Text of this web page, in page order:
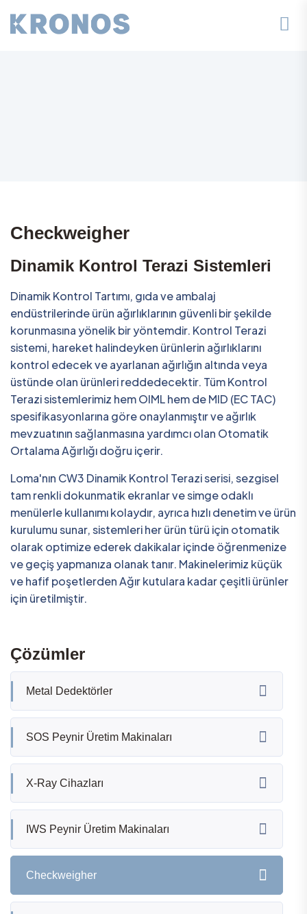
Checkweigher
Dinamik Kontrol Terazi Sistemleri
Dinamik Kontrol Tartımı, gıda ve ambalaj
endüstrilerinde ürün ağırlıklarının güvenli bir şekilde
korunmasına yönelik bir yöntemdir. Kontrol Terazi
sistemi, hareket halindeyken ürünlerin ağırlıklarını
kontrol edecek ve ayarlanan ağırlığın altında veya
üstünde olan ürünleri reddedecektir. Tüm Kontrol
Terazi sistemlerimiz hem OIML hem de MID (EC TAC)
spesifikasyonlarına göre onaylanmıştır ve ağırlık
mevzuatının sağlanmasına yardımcı olan Otomatik
Ortalama Ağırlığı doğru içerir.
Loma'nın CW3 Dinamik Kontrol Terazi serisi, sezgisel
tam renkli dokunmatik ekranlar ve simge odaklı
menülerle kullanımı kolaydır, ayrıca hızlı denetim ve ürün
kurulumu sunar, sistemleri her ürün türü için otomatik
olarak optimize ederek dakikalar içinde öğrenmenize
ve geçiş yapmanıza olanak tanır. Makinelerimiz küçük
ve hafif poşetlerden Ağır kutulara kadar çeşitli ürünler
için üretilmiştir.
Çözümler
Metal Dedektörler
SOS Peynir Üretim Makinaları
X-Ray Cihazları
IWS Peynir Üretim Makinaları
Checkweigher